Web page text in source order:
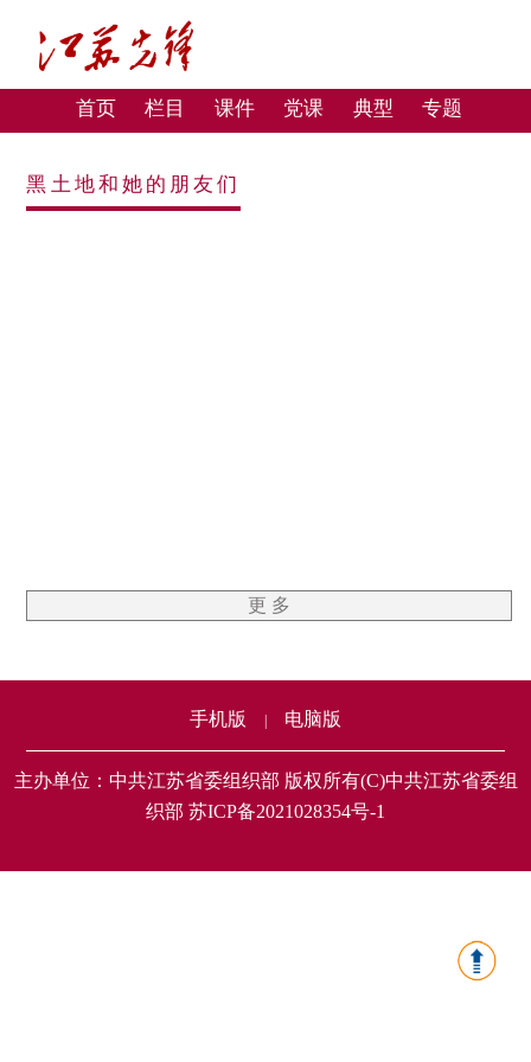
首页 栏目 课件 党课 典型 专题
黑土地和她的朋友们
更 多
手机版 电脑版
主办单位：中共江苏省委组织部 版权所有(C)中共江苏省委组
织部 苏ICP备2021028354号-1